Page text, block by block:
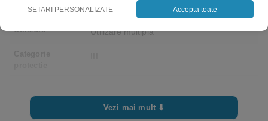
Culoare negru/gri
Utilizare Utilizare multipla
Vezi mai mult ⬇
SETARI PERSONALIZATE Accepta toate